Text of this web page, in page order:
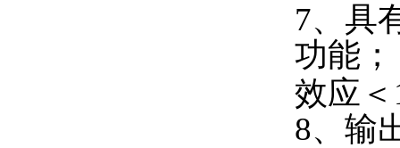
7、具
功能；
效应
8、输